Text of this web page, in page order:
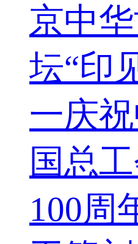
京中
坛“印
一庆
国总
100周